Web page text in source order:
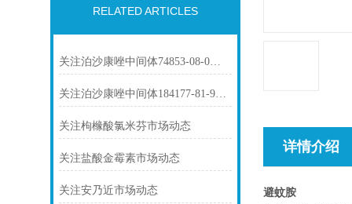
RELATED ARTICLES
关注泊沙康唑中间体74853-08-0市场动态
关注泊沙康唑中间体184177-81-9市场动态
关注枸橼酸氯米芬市场动态
关注盐酸金霉素市场动态
关注安乃近市场动态
详情介绍
避蚊胺